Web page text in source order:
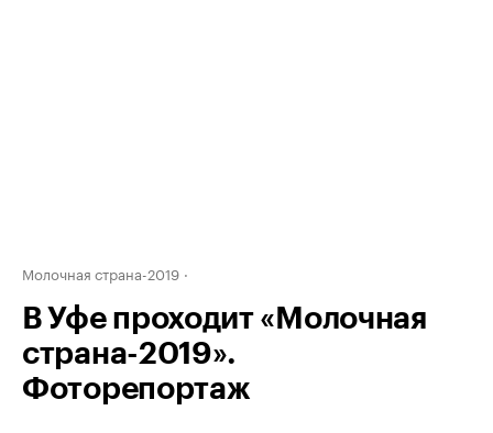
Молочная страна-2019
В Уфе проходит «Молочная
страна-2019».
Фоторепортаж